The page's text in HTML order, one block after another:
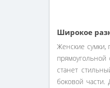
Широкое
Женские
станет
боковой